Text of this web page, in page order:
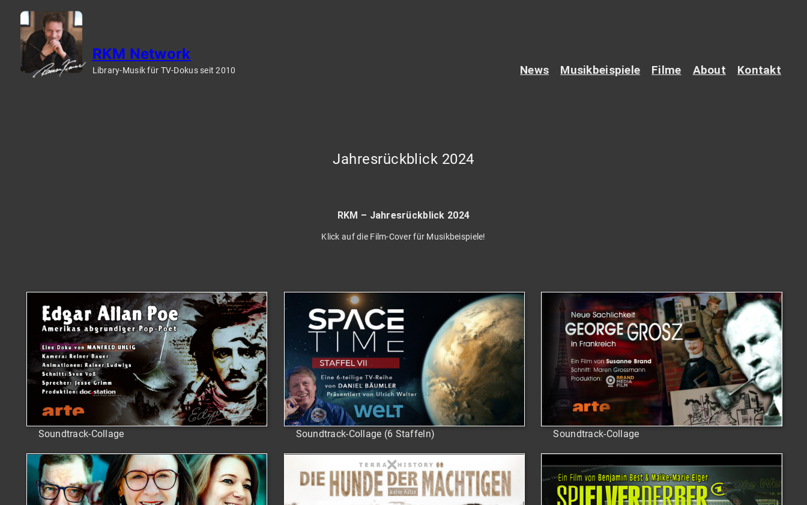
Zum
Inhalt
springen
RKM Network
Library-Musik für TV-Dokus seit 2010 News Musikbeispiele Filme About Kontakt
Jahresrückblick 2024
RKM – Jahresrückblick 2024
Klick auf die Film-Cover für Musikbeispiele!
Soundtrack-Collage Soundtrack-Collage (6 Staffeln) Soundtrack-Collage